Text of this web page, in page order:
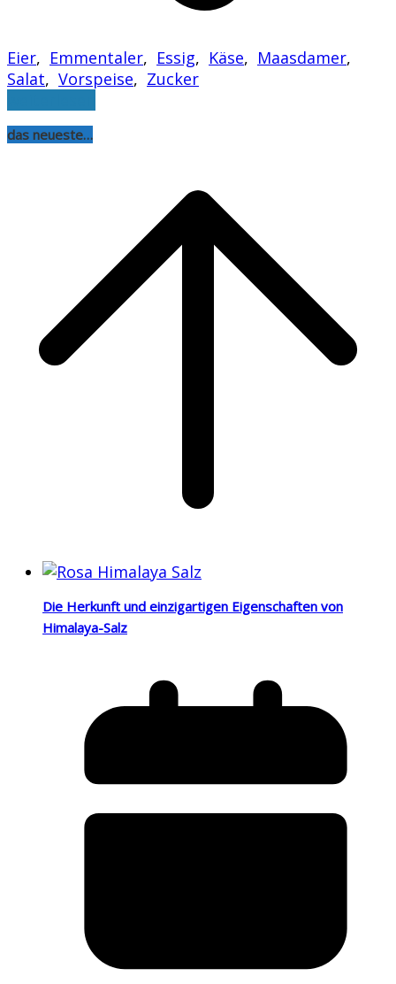
Eier, Emmentaler, Essig, Käse, Maasdamer,
Salat, Vorspeise, Zucker
das neueste…
Die Herkunft und einzigartigen Eigenschaften von
Himalaya-Salz